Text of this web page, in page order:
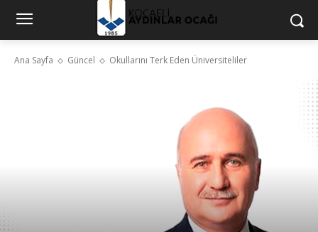
Ana Sayfa Güncel Okullarını Terk Eden Üniversiteliler